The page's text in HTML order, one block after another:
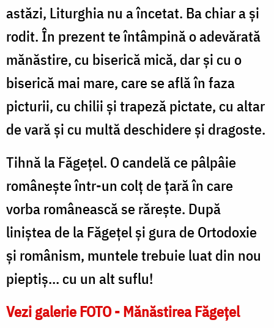
astăzi, Liturghia nu a încetat. Ba chiar a şi
rodit. În prezent te întâmpină o adevărată
mănăstire, cu biserică mică, dar și cu o
biserică mai mare, care se află în faza
picturii, cu chilii şi trapeză pictate, cu altar
de vară şi cu multă deschidere şi dragoste.
Tihnă la Făgeţel. O candelă ce pâlpâie
româneşte într-un colţ de ţară în care
vorba românească se răreşte. După
liniștea de la Făgeţel şi gura de Ortodoxie
şi românism, muntele trebuie luat din nou
pieptiş… cu un alt suflu!
Vezi galerie FOTO - Mănăstirea Făgețel